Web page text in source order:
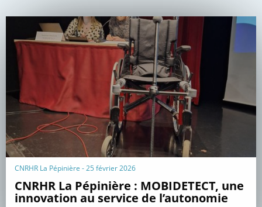
CNRHR La Pépinière - 25 février 2026
CNRHR La Pépinière : MOBIDETECT, une
innovation au service de l’autonomie